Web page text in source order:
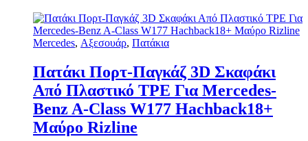
Mercedes, Αξεσουάρ, Πατάκια
Πατάκι Πορτ-Παγκάζ 3D Σκαφάκι
Από Πλαστικό TPE Για Mercedes-
Benz A-Class W177 Hachback18+
Μαύρο Rizline